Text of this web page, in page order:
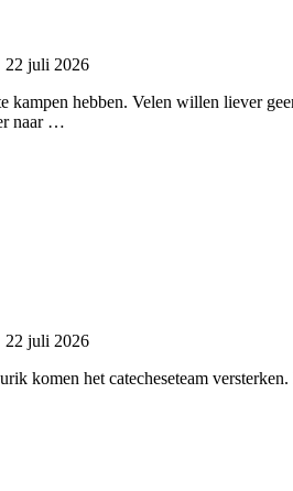
22 juli 2026
kampen hebben. Velen willen liever
naar …
22 juli 2026
komen het catecheseteam